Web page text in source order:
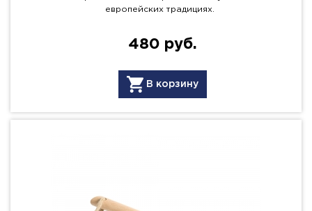
европейских традициях.
480 руб.
В корзину